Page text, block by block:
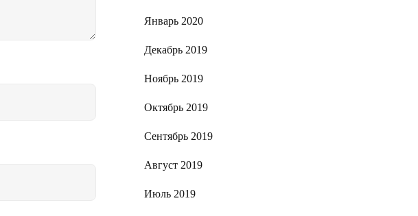
Январь 2020
Декабрь 2019
Ноябрь 2019
Октябрь 2019
Сентябрь 2019
Август 2019
Июль 2019